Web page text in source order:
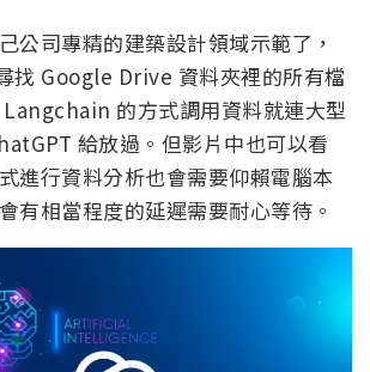
公司專精的建築設計領域示範了，
找 Google Drive 資料夾裡的所有檔
的方式調用資料就連大型
給放過。但影片中也可以看
進行資料分析也會需要仰賴電腦本
有相當程度的延遲需要耐心等待。